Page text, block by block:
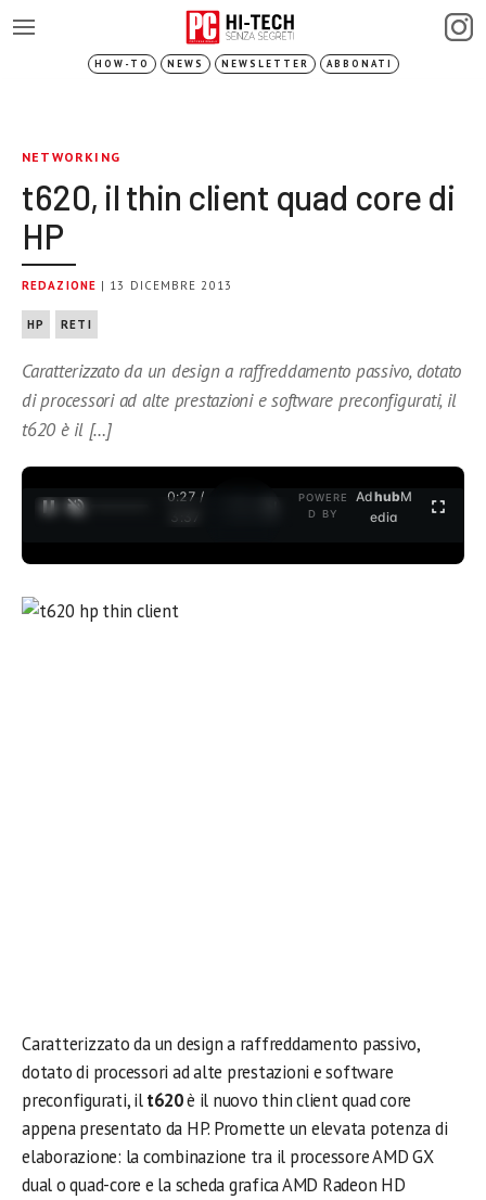
HOW-TO NEWS NEWSLETTER ABBONATI
NETWORKING
t620, il thin client quad core di
HP
REDAZIONE | 13 DICEMBRE 2013
HP RETI
Caratterizzato da un design a raffreddamento passivo, dotato
di processori ad alte prestazioni e software preconfigurati, il
t620 è il […]
0:27 /
3:37
POWERE
D BY
AdhubM
edia
Caratterizzato da un design a raffreddamento passivo,
dotato di processori ad alte prestazioni e software
preconfigurati, ilt620è il nuovo thin client quad core
appena presentato da HP. Promette un elevata potenza di
elaborazione: la combinazione tra il processore AMD GX
dual o quad-core e la scheda grafica AMD Radeon HD